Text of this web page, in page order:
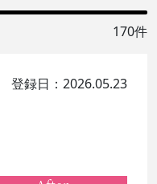
170件
登録日：2026.05.23